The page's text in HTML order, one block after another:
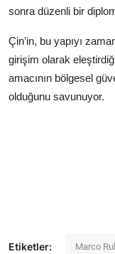
sonra düzenli bir
Çin’in, bu yapıyı
girişim olarak
amacının bölgesel
olduğunu savunuyor.
Etiketler: Marco